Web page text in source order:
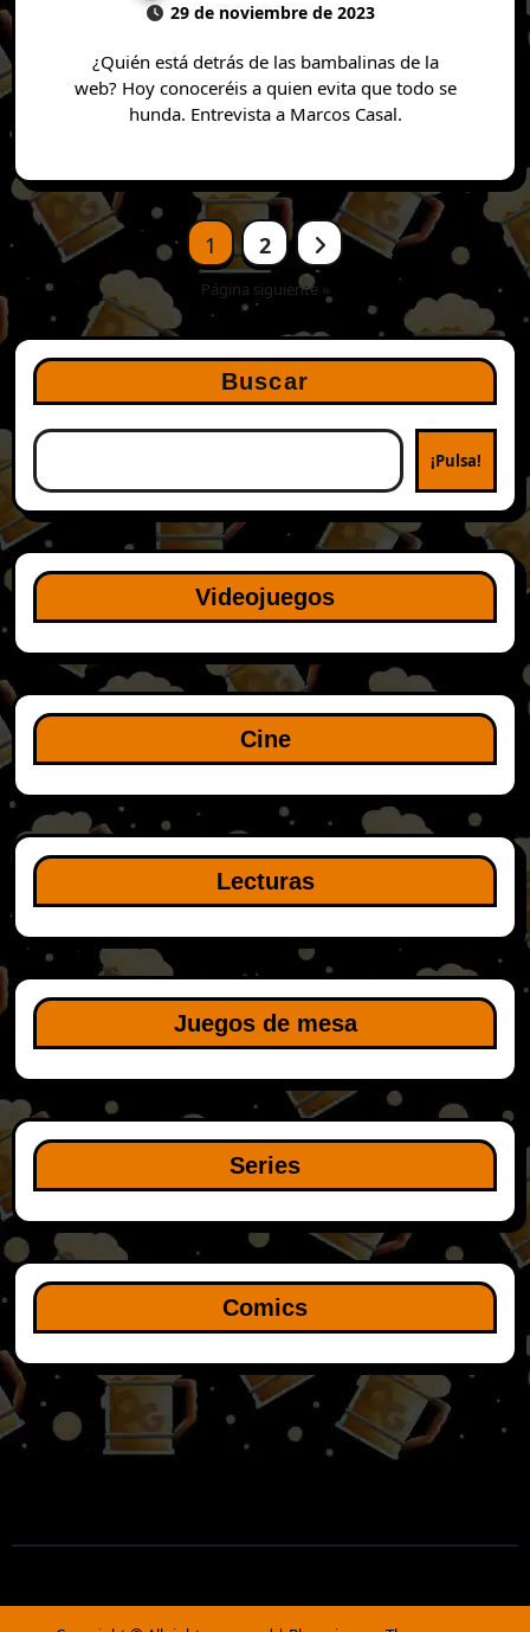
29 de noviembre de 2023
¿Quién está detrás de las bambalinas de la
web? Hoy conoceréis a quien evita que todo se
hunda. Entrevista a Marcos Casal.
Paginación
entradas
1 2
Página siguiente »
Buscar
¡Pulsa!
Videojuegos
Cine
Lecturas
Juegos de mesa
Series
Comics